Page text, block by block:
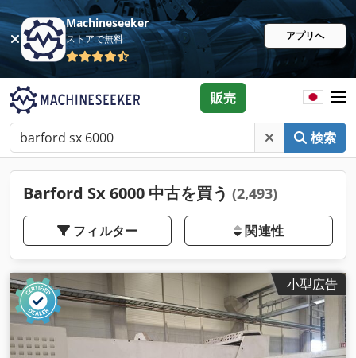
Machineseeker
ストアで無料 アプリへ
検索
販売
Barford Sx 6000 中古を買う (2,493)
フィルター 関連性
小型広告